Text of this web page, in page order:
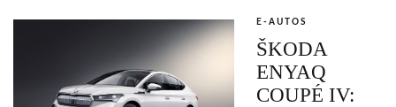
E-AUTOS
ŠKODA
ENYAQ
COUPÉ IV: